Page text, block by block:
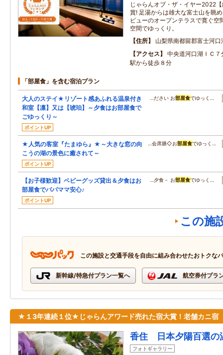
じゃらんオブ・ザ・イヤー2022
賞! 足湯からは雄大な富士山を眺
ビューのオープンテラスで寛ぐ空
空間でゆっくり。
住所
山梨県南都留郡富士河
アクセス
中央道河口湖ＩＣ
駅から徒歩８分
「部屋食」を含む宿泊プラン
大人のステイ★リゾート感あふれる温泉付き
和室【凛】又は【琥珀】～夕食はお部屋食で
ごゆっくり～
ポイントUP
…ださい お部屋食でゆっく…
★人気の客室『たまゆら』★～大きな窓の向
こうの湖の景色に癒されて～
ポイントUP
…会席膳◇お部屋食でゆっく…
【お子様歓迎】ベビーグッズ貸出＆夕食はお
部屋食でパパママ安心♪
ポイントUP
…夕食－ お部屋食でゆっく…
この施
この施設と交通手段を自由に組み合わせたおトクな
新幹線/特急付プラン一覧へ 航空券付プラ
★１3年連続１位★じゃらんアワード売れた宿大賞！老舗カニ宿
香住 日本夕陽百選
フォトギャラリー